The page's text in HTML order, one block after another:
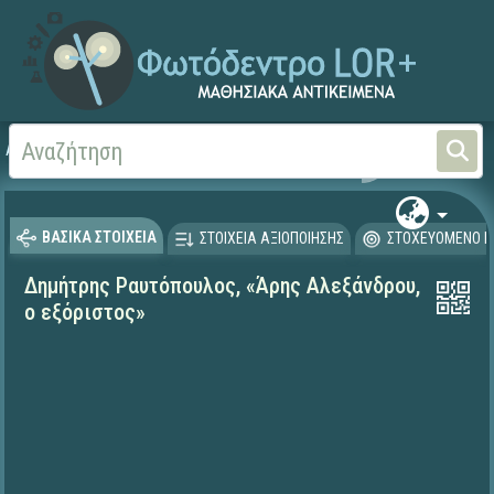
Αρχική Γλώσσα και Λογοτεχνία
ΒΑΣΙΚΑ ΣΤΟΙΧΕΙΑ ΣΤΟΙΧΕΙΑ ΑΞΙΟΠΟΙΗΣΗΣ ΣΤΟΧΕΥΟΜΕΝΟ
Δημήτρης Ραυτόπουλος, «Άρης Αλεξάνδρου,
ο εξόριστος»